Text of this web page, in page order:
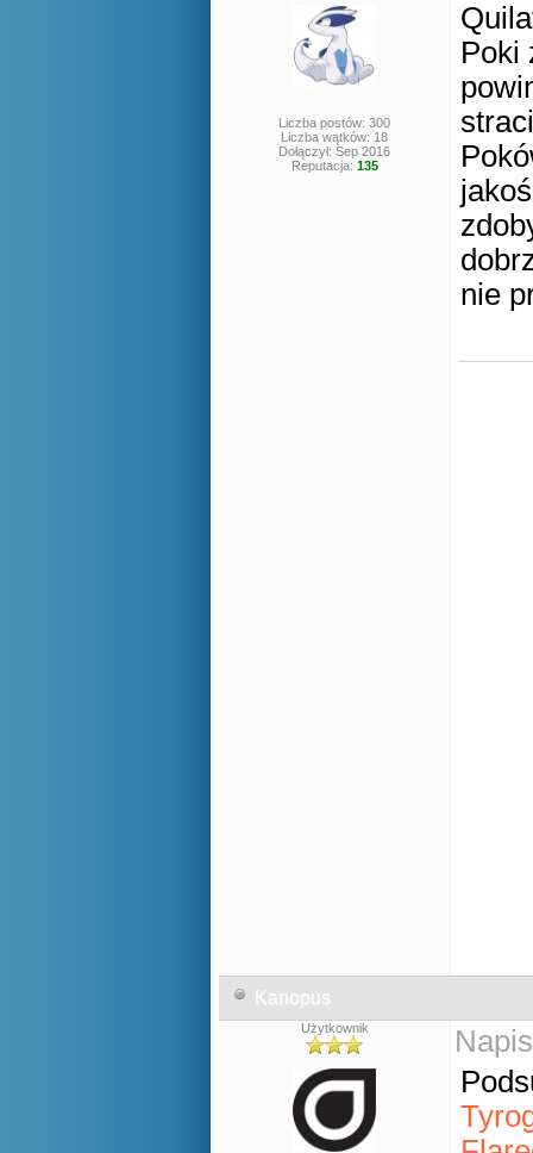
Liczba postów: 300
Liczba wątków: 18
Dołączył: Sep 2016
Reputacja: 135
Poki
nie
Kanopus
Użytkownik